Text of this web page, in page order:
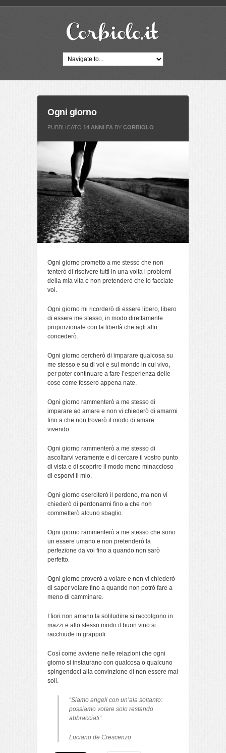
Ogni giorno
PUBBLICATO 14 ANNI FA BY CORBIOLO
Ogni giorno prometto a me stesso che non
tenterò di risolvere tutti in una volta i problemi
della mia vita e non pretenderò che lo facciate
voi.
Ogni giorno mi ricorderò di essere libero, libero
di essere me stesso, in modo direttamente
proporzionale con la libertà che agli altri
concederò.
Ogni giorno cercherò di imparare qualcosa su
me stesso e su di voi e sul mondo in cui vivo,
per poter continuare a fare l’esperienza delle
cose come fossero appena nate.
Ogni giorno rammenterò a me stesso di
imparare ad amare e non vi chiederò di amarmi
fino a che non troverò il modo di amare
vivendo.
Ogni giorno rammenterò a me stesso di
ascoltarvi veramente e di cercare il vostro punto
di vista e di scoprire il modo meno minaccioso
di esporvi il mio.
Ogni giorno eserciterò il perdono, ma non vi
chiederò di perdonarmi fino a che non
commetterò alcuno sbaglio.
Ogni giorno rammenterò a me stesso che sono
un essere umano e non pretenderò la
perfezione da voi fino a quando non sarò
perfetto.
Ogni giorno proverò a volare e non vi chiederò
di saper volare fino a quando non potrò fare a
meno di camminare.
I fiori non amano la solitudine si raccolgono in
mazzi e allo stesso modo il buon vino si
racchiude in grappoli
Così come avviene nelle relazioni che ogni
giorno si instaurano con qualcosa o qualcuno
spingendoci alla convinzione di non essere mai
soli.
“Siamo angeli con un’ala soltanto:
possiamo volare solo restando
abbracciati”.
Luciano de Crescenzo